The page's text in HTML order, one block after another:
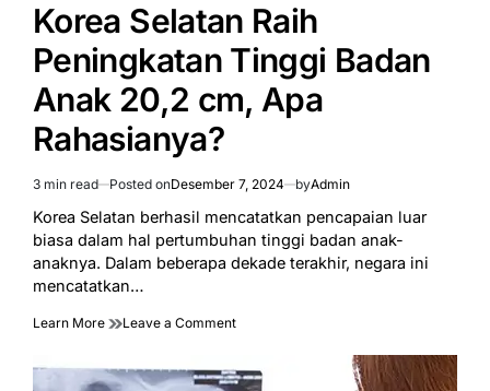
Korea Selatan Raih
Peningkatan Tinggi Badan
Anak 20,2 cm, Apa
Rahasianya?
Estimated
read
time
3 min read Posted onDesember 7, 2024 byAdmin
Korea Selatan berhasil mencatatkan pencapaian luar
biasa dalam hal pertumbuhan tinggi badan anak-
anaknya. Dalam beberapa dekade terakhir, negara ini
mencatatkan…
Learn More Leave a Commenton
Raih